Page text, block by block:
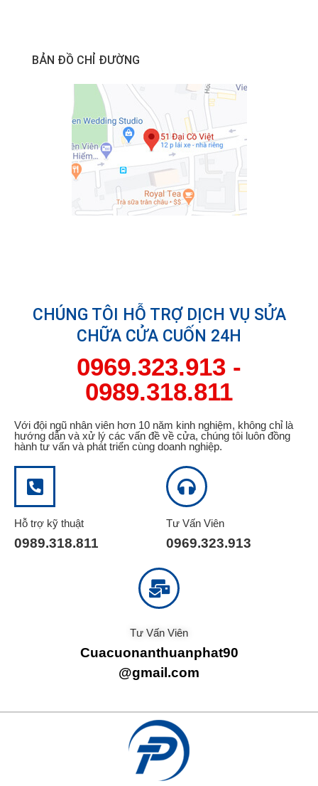
BẢN ĐỒ CHỈ ĐƯỜNG
CHÚNG TÔI HỖ TRỢ DỊCH VỤ SỬA
CHỮA CỬA CUỐN 24H
0969.323.913 -
0989.318.811
Với đội ngũ nhân viên hơn 10 năm kinh nghiệm, không chỉ là
hướng dẫn và xử lý các vấn đề về cửa, chúng tôi luôn đồng
hành tư vấn và phát triển cùng doanh nghiệp.
Hỗ trợ kỹ thuật
0989.318.811
Tư Vấn Viên
0969.323.913
Tư Vấn Viên
Cuacuonanthuanphat90
@gmail.com